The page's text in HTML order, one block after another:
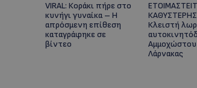
VIRAL: Κοράκι πήρε στο
κυνήγι γυναίκα – Η
απρόσμενη επίθεση
καταγράφηκε σε
βίντεο
Κλειστή
Λάρνακας